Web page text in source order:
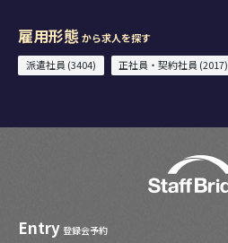
雇用形態 から求人を探す
派遣社員 (3404)
正社員・契約社員 (2017)
Entry 登録会予約